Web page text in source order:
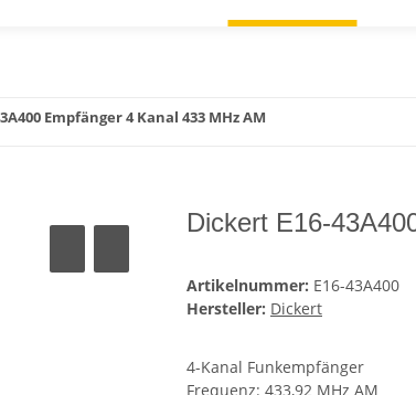
Empfänger 4 Kanal 433 MHz AM
Dickert E16-
Artikelnummer: E16-43A400
Hersteller: Dickert
4-Kanal Funkempfänger
Frequenz: 433,92 MHz AM